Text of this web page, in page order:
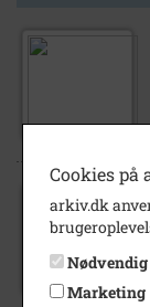
Cookies på
arkiv.dk
Nødvendig
Marketing